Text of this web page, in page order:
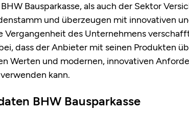
Bausparkasse, als auch der Sektor
und überzeugen mit innovativen
Vergangenheit des Unternehmens
dass der Anbieter mit seinen Produkten
Werten und modernen, innovativen
kann.
BHW Bausparkasse